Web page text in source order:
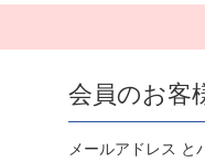
会員のお客
メールアドレス と